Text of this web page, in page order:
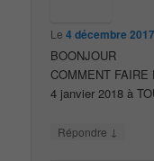
Le4 décembre
BOONJOUR
COMMENT FAIRE
4 janvier 2018 à
Répondre ↓